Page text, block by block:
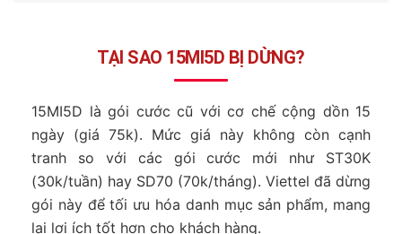
TẠI SAO 15MI5D BỊ DỪNG?
15MI5D là gói cước cũ với cơ chế cộng dồn 15
ngày (giá 75k). Mức giá này không còn cạnh
tranh so với các gói cước mới như ST30K
(30k/tuần) hay SD70 (70k/tháng). Viettel đã dừng
gói này để tối ưu hóa danh mục sản phẩm, mang
lại lợi ích tốt hơn cho khách hàng.